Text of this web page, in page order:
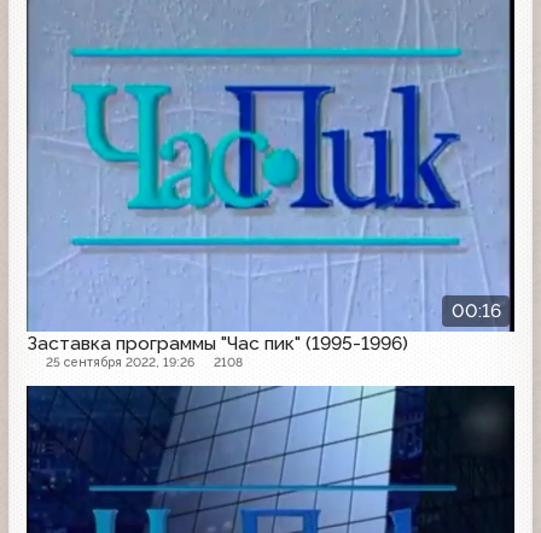
00:16
Заставка программы "Час пик" (1995-1996)
25 сентября 2022, 19:26 2108
Заставка программы